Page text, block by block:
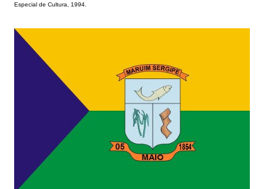
Especial de Cultura, 1994.